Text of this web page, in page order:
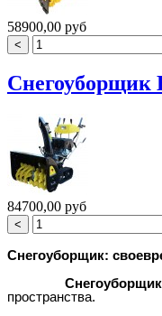
58900,00 руб
Снегоуборщик
84700,00 руб
Снегоуборщик:
пространства.